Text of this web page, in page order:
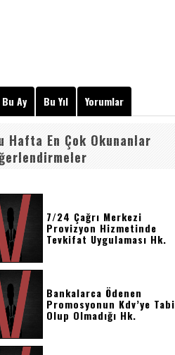
Bu Ay Bu Yıl Yorumlar
Hafta En Çok Okunanlar
7/24 Çağrı Merkezi
Provizyon Hizmetinde
Tevkifat Uygulaması Hk.
Bankalarca Ödenen
Promosyonun Kdv’ye Tabi
Olup Olmadığı Hk.